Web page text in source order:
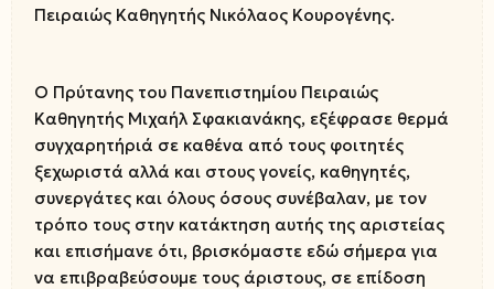
Πειραιώς Καθηγητής Νικόλαος Κουρογένης.
Ο Πρύτανης του Πανεπιστημίου Πειραιώς
Καθηγητής Μιχαήλ Σφακιανάκης, εξέφρασε θερμά
συγχαρητήριά σε καθένα από τους φοιτητές
ξεχωριστά αλλά και στους γονείς, καθηγητές,
συνεργάτες και όλους όσους συνέβαλαν, με τον
τρόπο τους στην κατάκτηση αυτής της αριστείας
και επισήμανε ότι, βρισκόμαστε εδώ σήμερα για
να επιβραβεύσουμε τους άριστους, σε επίδοση